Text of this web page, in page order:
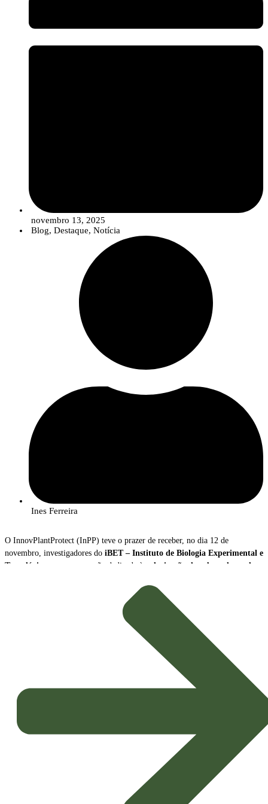
migrar de uma oferta de “produtos” isolados para
qualidade, produtos de síntese convencionais (em doses otimizadas e
novembro 13, 2025
Blog, Destaque, Notícia
Ines Ferreira
O InnovPlantProtect (InPP) teve o prazer de receber, no dia 12 de
novembro, investigadores do iBET – Instituto de Biologia Experimental e
Tecnológica
, para uma sessão dedicada à
valorização de subprodutos da
A sessão contou com a participação de Naiara Fernández
e Líder da Plataforma Tecnológica do iBET, e de
João Baixinho
Doutorando na mesma plataforma. Os investigadores partilharam a missão e
as principais linhas de investigação do centro, dando especial ênfase ao
novos biopesticidas com elevado potencial de
Inovação e Bioeconomia Circular
O foco da apresentação esteve na exploração dos subprodutos da vinicultura,
transformando resíduos em soluções de alto valor acrescentado para a
Os compostos em estudo demonstraram
propriedades promissoras, sendo capazes de
inibir microrganismos
causadores de doenças nas culturas
e de exercer um eficaz